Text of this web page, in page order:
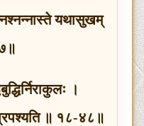
यथासुखम्
।
प्रपश्यति ॥ १८-४८॥